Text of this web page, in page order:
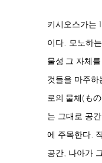
키시오스가는
이다. 모노하
물성 그 자체
것들을 마주하
로의 물체 ( もの
는 그대로 공간
에 주목한다.
공간, 나아가